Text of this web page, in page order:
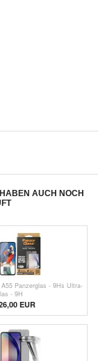
AUCH NOCH
Panzerglas - 9Hs Ultra-
- 9H
EUR